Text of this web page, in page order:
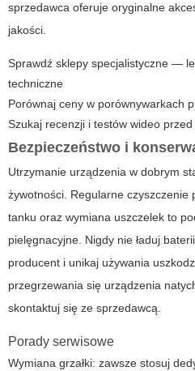
sprzedawca oferuje oryginalne
jakości.
Sprawdź sklepy specjalistyczne —
techniczne
Porównaj ceny w porównywarkach
Szukaj recenzji i testów wideo
Bezpieczeństwo i
Utrzymanie urządzenia w dobrym
żywotności. Regularne czyszczenie
tanku oraz wymiana uszczelek to
pielęgnacyjne. Nigdy nie ładuj
producent i unikaj używania
przegrzewania się urządzenia
skontaktuj się ze sprzedawcą.
Porady serwisowe
Wymiana grzałki: zawsze stosuj